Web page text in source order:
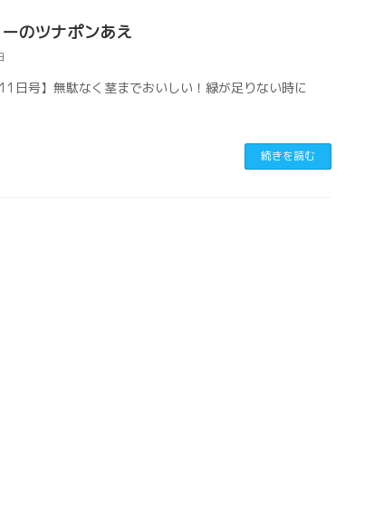
のツナポンあえ
日号】無駄なく茎までおいしい！緑が足りない時に
続きを読む